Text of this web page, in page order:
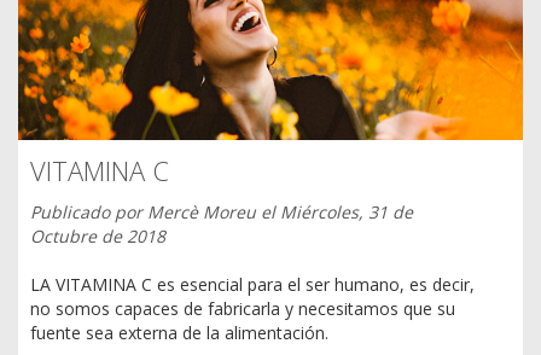
VITAMINA C
Publicado porMercè Moreu el Miércoles, 31 de
Octubre de 2018
LA VITAMINA C es esencial para el ser humano, es decir,
no somos capaces de fabricarla y necesitamos que su
fuente sea externa de la alimentación.